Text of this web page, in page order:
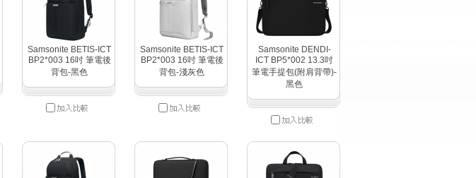
Samsonite BETIS-ICT
BP2*003 16吋 筆電後
背包-黑色
Samsonite BETIS-ICT
BP2*003 16吋 筆電後
背包-淺灰色
Samsonite DENDI-
ICT BP5*002 13.3吋
筆電手提包(附肩背帶)-
黑色